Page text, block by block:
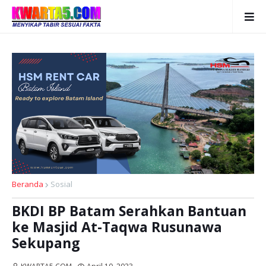
Beranda Sosial
BKDI BP Batam Serahkan Bantuan
ke Masjid At-Taqwa Rusunawa
Sekupang